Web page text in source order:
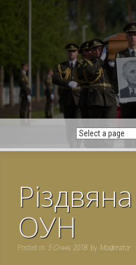
ОУН
Posted on 5 Січня, 2018 by Moderator